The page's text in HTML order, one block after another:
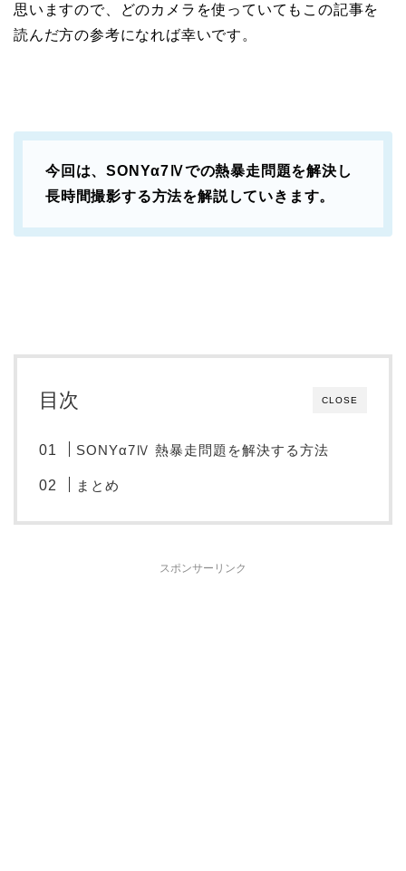
思いますので、どのカメラを使っていてもこの記事を
読んだ方の参考になれば幸いです。
今回は、SONYα7Ⅳでの熱暴走問題を解決し
長時間撮影する方法を解説していきます。
CLOSE
目次
SONYα7Ⅳ 熱暴走問題を解決する方法
まとめ
スポンサーリンク